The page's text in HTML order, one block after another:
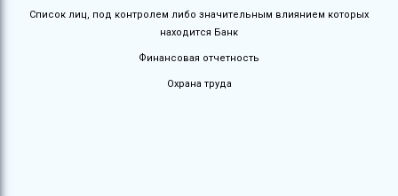
Список лиц, под контролем либо значительным влиянием которых
находится Банк
Финансовая отчетность
Охрана труда